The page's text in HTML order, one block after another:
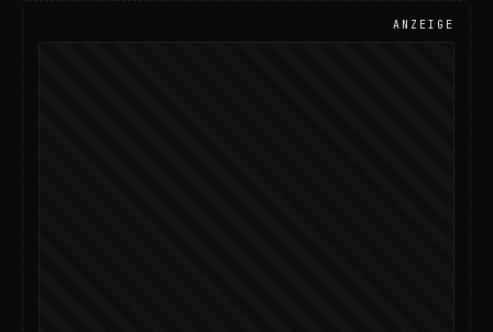
ANZEIGE